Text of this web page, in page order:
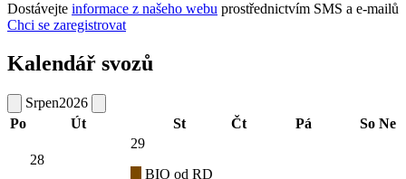
Dostávejte informace z našeho webu prostřednictvím SMS a e-mailů
Chci se zaregistrovat
Kalendář svozů
Srpen2026
Po
Út St Čt Pá So Ne
28
29
BIO od RD